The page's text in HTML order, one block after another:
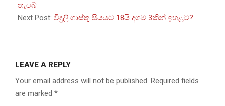
17
තැබේ
Next Post: විදුලි ගාස්තු සියයට 18යි දශම 3කින් ඉහළට?
LEAVE A REPLY
Your email address will not be published. Required fields
are marked *